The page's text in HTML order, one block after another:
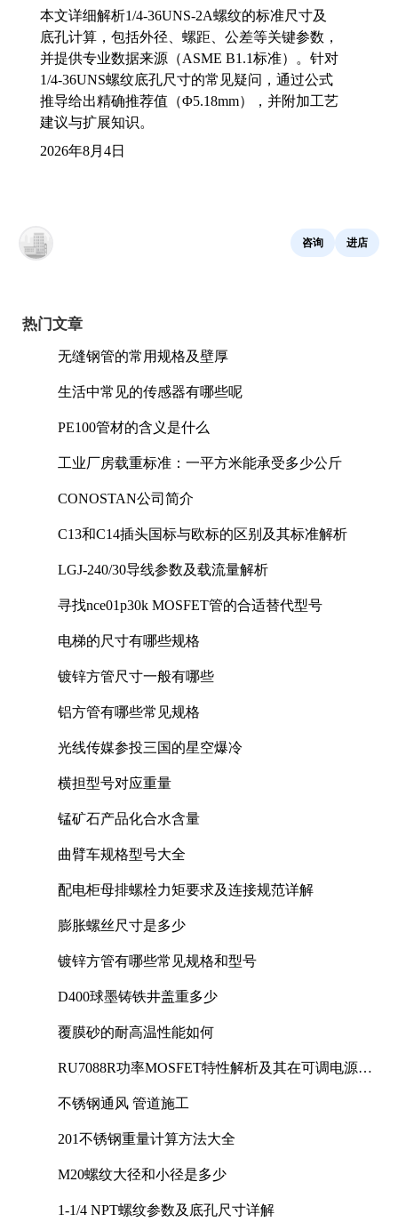
本文详细解析1/4-36UNS-2A螺纹的标准尺寸及
底孔计算，包括外径、螺距、公差等关键参数，
并提供专业数据来源（ASME B1.1标准）。针对
1/4-36UNS螺纹底孔尺寸的常见疑问，通过公式
推导给出精确推荐值（Φ5.18mm），并附加工艺
建议与扩展知识。
2026年8月4日
咨询 进店
热门文章
无缝钢管的常用规格及壁厚
生活中常见的传感器有哪些呢
PE100管材的含义是什么
工业厂房载重标准：一平方米能承受多少公斤
CONOSTAN公司简介
C13和C14插头国标与欧标的区别及其标准解析
LGJ-240/30导线参数及载流量解析
寻找nce01p30k MOSFET管的合适替代型号
电梯的尺寸有哪些规格
镀锌方管尺寸一般有哪些
铝方管有哪些常见规格
光线传媒参投三国的星空爆冷
横担型号对应重量
锰矿石产品化合水含量
曲臂车规格型号大全
配电柜母排螺栓力矩要求及连接规范详解
膨胀螺丝尺寸是多少
镀锌方管有哪些常见规格和型号
D400球墨铸铁井盖重多少
覆膜砂的耐高温性能如何
RU7088R功率MOSFET特性解析及其在可调电源设
不锈钢通风 管道施工
201不锈钢重量计算方法大全
M20螺纹大径和小径是多少
1-1/4 NPT螺纹参数及底孔尺寸详解